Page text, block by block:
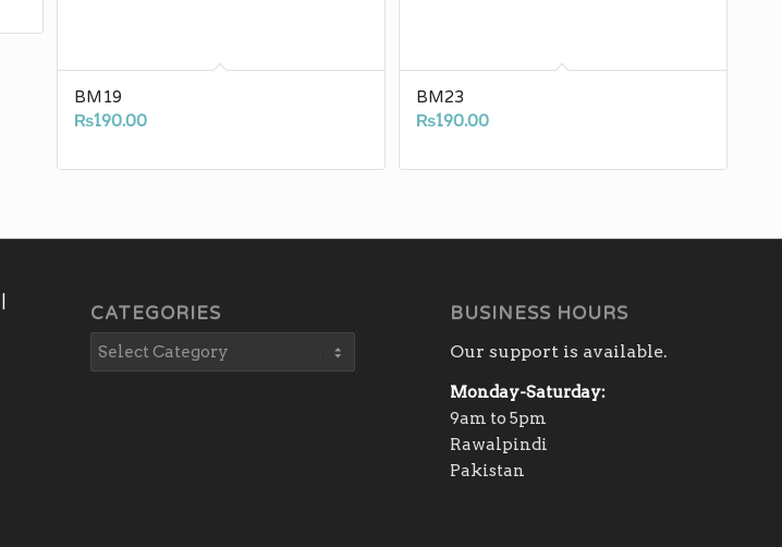
BM19
₨190.00
BM23
₨190.00
CATEGORIES BUSINESS HOURS
Our support is available.
Monday-Saturday:
9am to 5pm
Rawalpindi
Pakistan